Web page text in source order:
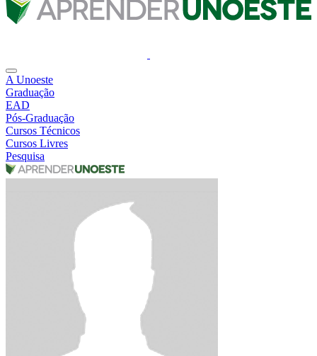
A Unoeste
Graduação
EAD
Pós-Graduação
Cursos Técnicos
Cursos Livres
Pesquisa